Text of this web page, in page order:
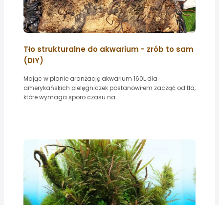
Tło strukturalne do akwarium - zrób to sam
(DIY)
Mając w planie aranżację akwarium 160L dla
amerykańskich pielęgniczek postanowiłem zacząć od tła,
które wymaga sporo czasu na...